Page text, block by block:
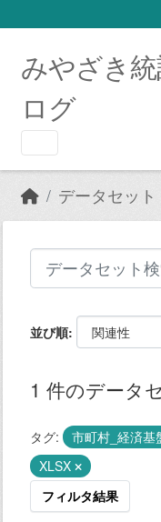
みやざき
ログ
データセット
並び順
1 件のデータ
タグ: 市町村_経済基
XLSX
フィルタ結果